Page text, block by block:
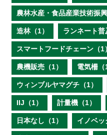
農林水産・食品産業技術振興
造林（1） ランネート普
スマートフードチェーン（1
農機販売（1） 電気柵（
ウィンブルヤマグチ（1）
IIJ（1） 計量機（1）
日本なし（1） イノベッ